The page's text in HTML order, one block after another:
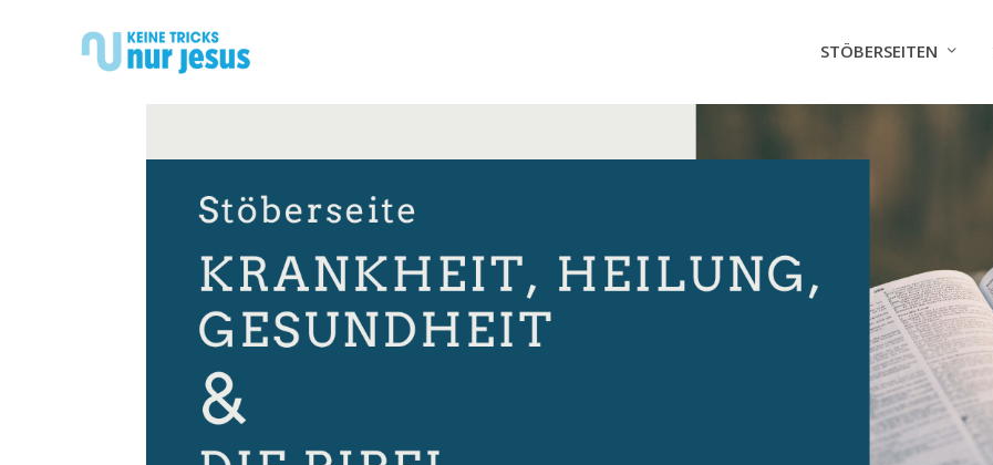
STÖBERSEITEN